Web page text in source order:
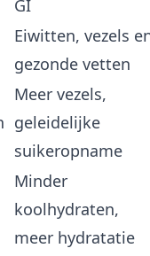
GI
Eiwitten, vezels
gezonde vetten
Meer vezels,
geleidelijke
suikeropname
Minder
koolhydraten,
meer hydratatie